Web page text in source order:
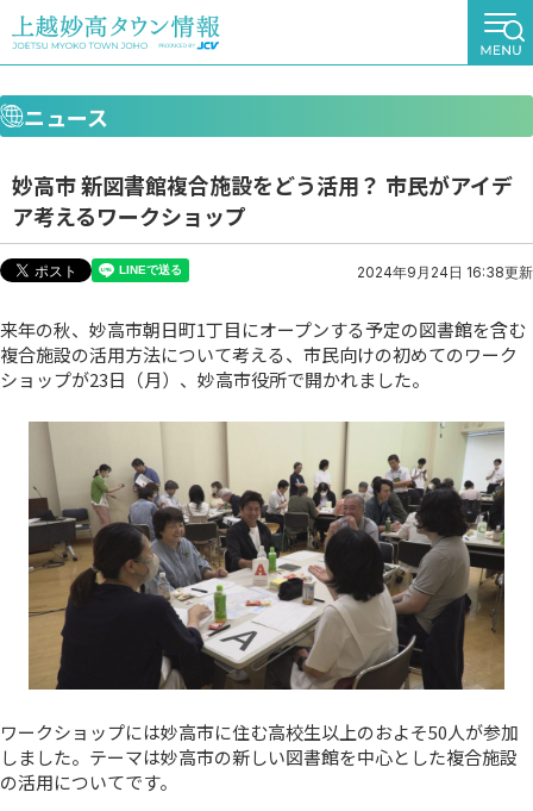
ニュース
妙高市 新図書館複合施設をどう活用？ 市民がアイデ
ア考えるワークショップ
2024年9月24日 16:38更新
来年の秋、妙高市朝日町1丁目にオープンする予定の図書館を含む
複合施設の活用方法について考える、市民向けの初めてのワーク
ショップが23日（月）、妙高市役所で開かれました。
ワークショップには妙高市に住む高校生以上のおよそ50人が参加
しました。テーマは妙高市の新しい図書館を中心とした複合施設
の活用についてです。